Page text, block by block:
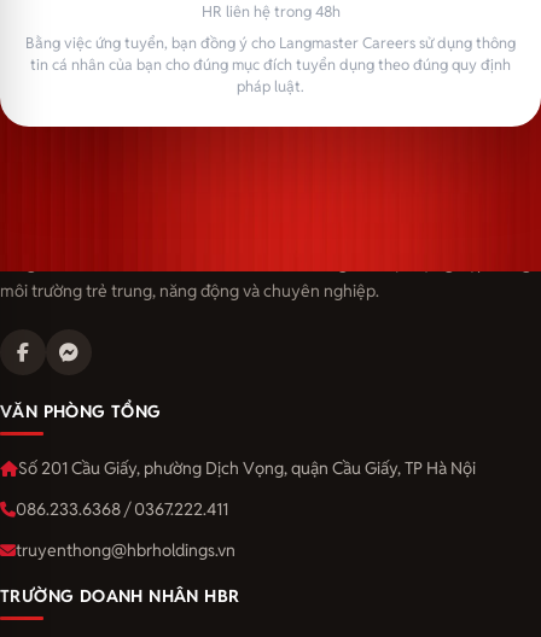
HR liên hệ trong 48h
Bằng việc ứng tuyển, bạn đồng ý cho Langmaster Careers sử dụng thông
tin cá nhân của bạn cho đúng mục đích tuyển dụng theo đúng quy định
pháp luật.
môi trường trẻ trung, năng động và chuyên nghiệp.
VĂN PHÒNG TỔNG
Số 201 Cầu Giấy, phường Dịch Vọng, quận Cầu Giấy, TP Hà Nội
086.233.6368 / 0367.222.411
truyenthong@hbrholdings.vn
TRƯỜNG DOANH NHÂN HBR